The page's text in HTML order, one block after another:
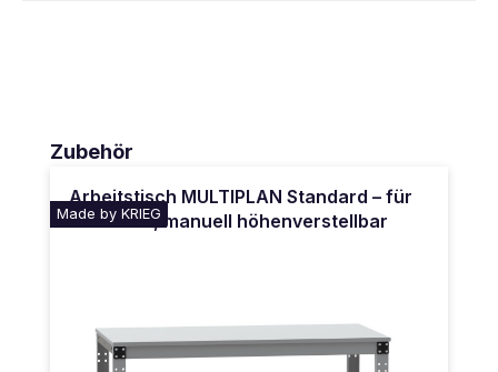
Produktgalerie überspringen
Zubehör
Made by KRIEG
Arbeitstisch MULTIPLAN Standard – für
Sitzarbeit, manuell höhenverstellbar